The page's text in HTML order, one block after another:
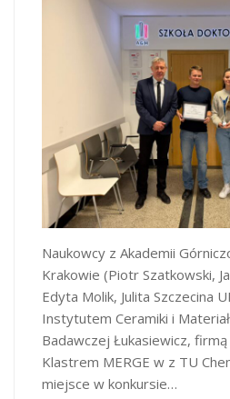
Naukowcy z Akademii
Krakowie (Piotr Szatkowski,
Edyta Molik, Julita Szczecina
Instytutem Ceramiki i
Badawczej Łukasiewicz,
Klastrem MERGE w z TU
miejsce w konkursie…